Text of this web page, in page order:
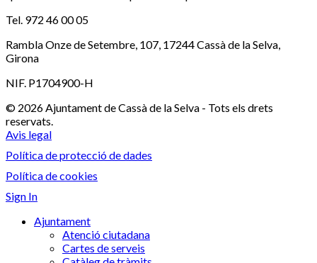
Tel. 972 46 00 05
Rambla Onze de Setembre, 107, 17244 Cassà de la Selva,
Girona
NIF. P1704900-H
© 2026 Ajuntament de Cassà de la Selva - Tots els drets
reservats.
Avis legal
Política de protecció de dades
Política de cookies
Sign In
Ajuntament
Atenció ciutadana
Cartes de serveis